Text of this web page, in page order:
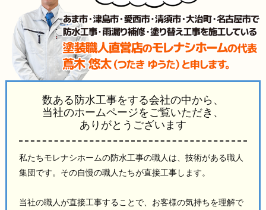
数ある防水工事をする会社の中から、
当社のホームページをご覧いただき、
ありがとうございます
私たちモレナシホームの防水工事の職人は、技術がある職人
集団です。その自慢の職人たちが直接工事します。
当社の職人が直接工事することで、お客様の気持ちを理解で